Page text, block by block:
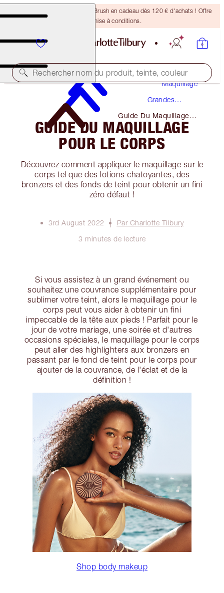
Recevez un pinceau Bronzing Brush en cadeau dès 120 € d'achats ! Offre
soumise à conditions.
Rechercher nom du produit, teinte, couleur
Maquillage
Grandes
Guide Du Maquillage
Pour Le Corps
GUIDE DU MAQUILLAGE
POUR LE CORPS
Découvrez comment appliquer le maquillage sur le
corps tel que des lotions chatoyantes, des
bronzers et des fonds de teint pour obtenir un fini
zéro défaut !
3rd August 2022
Par Charlotte Tilbury
3 minutes de lecture
Si vous assistez à un grand événement ou
souhaitez une couvrance supplémentaire pour
sublimer votre teint, alors le maquillage pour le
corps peut vous aider à obtenir un fini
impeccable de la tête aux pieds ! Parfait pour le
jour de votre mariage, une soirée et d'autres
occasions spéciales, le maquillage pour le corps
peut aller des highlighters aux bronzers en
passant par le fond de teint pour le corps pour
ajouter de la couvrance, de l'éclat et de la
définition !
Shop body makeup